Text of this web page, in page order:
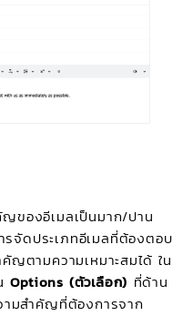
ของอีเมลเป็นมาก/ปาน
จัดประเภทอีเมลที่ต้องตอบ
ญตามความเหมาะสมได้ ใน
Options (ตัวเลือก) ที่ด้าน
ามสำคัญที่ต้องการจาก